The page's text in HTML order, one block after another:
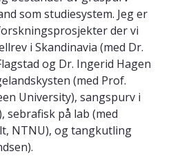
som studiesystem. Jeg er
der vi
i Skandinavia (med Dr.
og Dr. Ingerid Hagen
(med Prof.
University), sangspurv i
sebrafisk på lab (med
NTNU), og tangkutling